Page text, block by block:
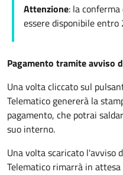
Attenzione: la
essere disponibile entro
Pagamento tramite avviso
Una volta cliccato sul
Telematico genererà la
pagamento, che potrai
suo interno.
Una volta scaricato l'avviso
Telematico rimarrà in